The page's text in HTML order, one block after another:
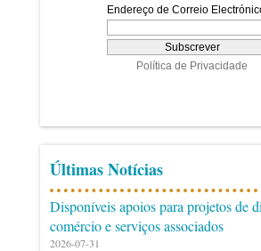
Últimas Notícias
Disponíveis apoios para projetos de
comércio e serviços associados
2026-07-31